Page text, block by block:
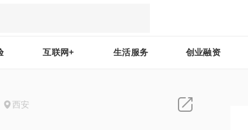
互联网+ 生活服务 创业融资
西安